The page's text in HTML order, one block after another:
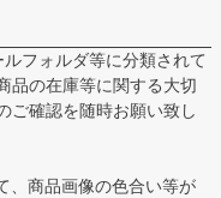
フォルダ等に分類されて
品の在庫等に関する大切
ご確認を随時お願い致し
、商品画像の色合い等が